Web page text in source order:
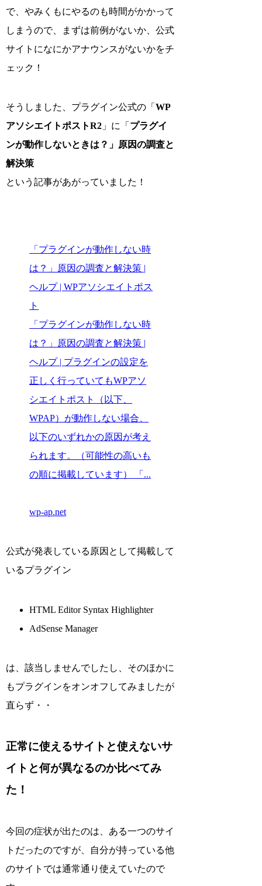
で、やみくもにやるのも時間がかかって
しまうので、まずは前例がないか、公式
サイトになにかアナウンスがないかをチ
ェック！
そうしました、プラグイン公式の「WP
アソシエイトポストR2 」に「 プラグイ
ンが動作しないときは？」原因の調査と
解決策
という記事があがっていました！
「プラグインが動作しない時
は？」原因の調査と解決策 |
ヘルプ | WPアソシエイトポス
ト
「プラグインが動作しない時
は？」原因の調査と解決策 |
ヘルプ | プラグインの設定を
正しく行っていてもWPアソ
シエイトポスト（以下、
WPAP）が動作しない場合、
以下のいずれかの原因が考え
られます。（可能性の高いも
の順に掲載しています） 「...
wp-ap.net
公式が発表している原因として掲載して
いるプラグイン
HTML Editor Syntax Highlighter
AdSense Manager
は、該当しませんでしたし、そのほかに
もプラグインをオンオフしてみましたが
直らず・・
正常に使えるサイトと使えないサ
イトと何が異なるのか比べてみ
た！
今回の症状が出たのは、ある一つのサイ
トだったのですが、自分が持っている他
のサイトでは通常通り使えていたので